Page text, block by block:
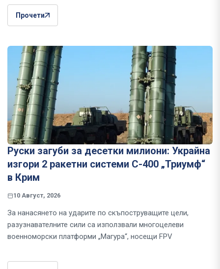
Прочети
Руски загуби за десетки милиони: Украйна
изгори 2 ракетни системи С-400 „Триумф“
в Крим
10 Август, 2026
За нанасянето на ударите по скъпоструващите цели,
разузнавателните сили са използвали многоцелеви
военноморски платформи „Магура“, носещи FPV